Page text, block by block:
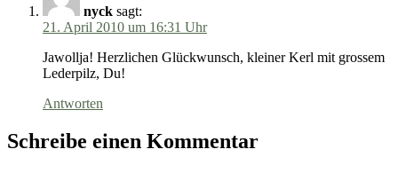
nyck sagt:
21. April 2010 um 16:31 Uhr
Jawollja! Herzlichen Glückwunsch, kleiner Kerl mit grossem
Lederpilz, Du!
Antworten
Schreibe einen Kommentar